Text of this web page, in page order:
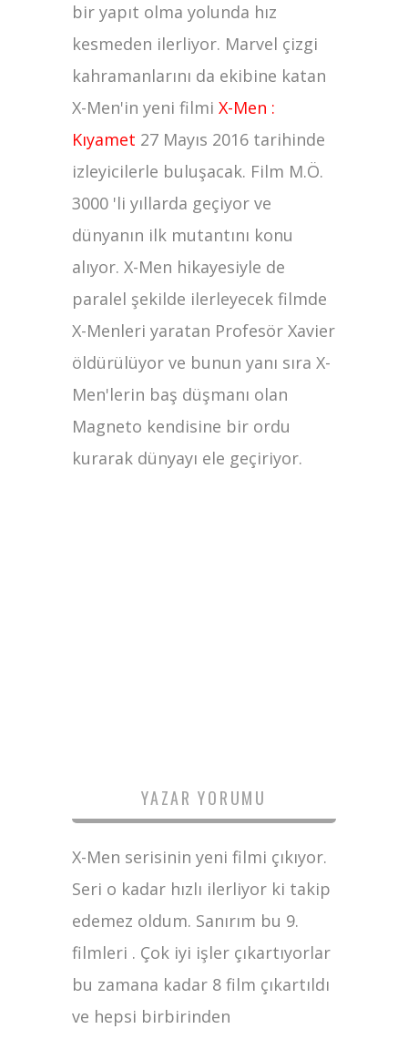
bir yapıt olma yolunda hız
kesmeden ilerliyor. Marvel çizgi
kahramanlarını da ekibine katan
X-Men'in yeni filmi X-Men :
Kıyamet 27 Mayıs 2016 tarihinde
izleyicilerle buluşacak. Film M.Ö.
3000 'li yıllarda geçiyor ve
dünyanın ilk mutantını konu
alıyor. X-Men hikayesiyle de
paralel şekilde ilerleyecek filmde
X-Menleri yaratan Profesör Xavier
öldürülüyor ve bunun yanı sıra X-
Men'lerin baş düşmanı olan
Magneto kendisine bir ordu
kurarak dünyayı ele geçiriyor.
YAZAR YORUMU
X-Men serisinin yeni filmi çıkıyor.
Seri o kadar hızlı ilerliyor ki takip
edemez oldum. Sanırım bu 9.
filmleri . Çok iyi işler çıkartıyorlar
bu zamana kadar 8 film çıkartıldı
ve hepsi birbirinden